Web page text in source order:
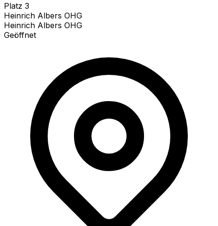
Platz 3
Heinrich Albers OHG
Heinrich Albers OHG
Geöffnet